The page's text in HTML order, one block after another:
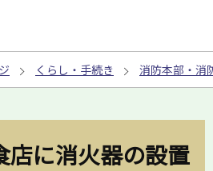
くらし・手続き 消防本部・消
店に消火器の設置